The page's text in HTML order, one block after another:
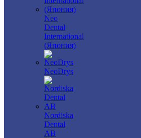
Neo
Dental
International
(Япония)
NeoDrys
Nordiska
Dental
AB